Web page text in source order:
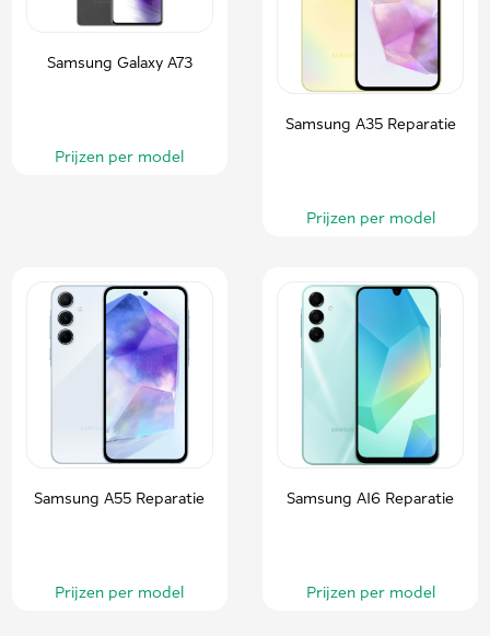
Samsung Galaxy A73
Prijzen per model
Samsung A35 Reparatie
Prijzen per model
Samsung A55 Reparatie
Prijzen per model
Samsung A16 Reparatie
Prijzen per model